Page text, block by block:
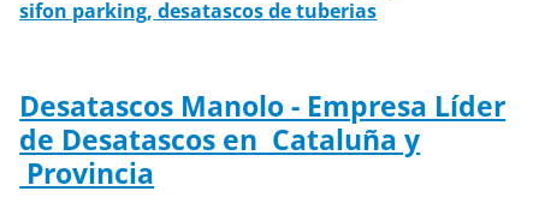
sifon parking, desatascos de tuberias
Desatascos Manolo - Empresa Líder
de Desatascos en Cataluña y
Provincia